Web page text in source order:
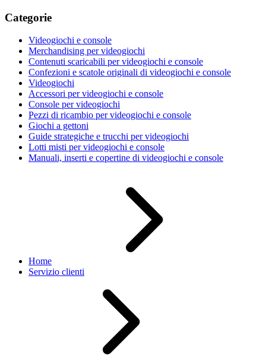
Categorie
Videogiochi e console
Merchandising per videogiochi
Contenuti scaricabili per videogiochi e console
Confezioni e scatole originali di videogiochi e console
Videogiochi
Accessori per videogiochi e console
Console per videogiochi
Pezzi di ricambio per videogiochi e console
Giochi a gettoni
Guide strategiche e trucchi per videogiochi
Lotti misti per videogiochi e console
Manuali, inserti e copertine di videogiochi e console
Home
Servizio clienti